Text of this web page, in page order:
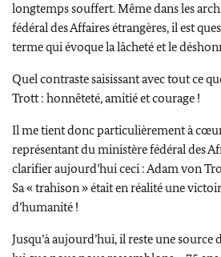
longtemps souffert. Même dans les
fédéral des Affaires étrangères, il est
terme qui évoque la lâcheté et le
Quel contraste saisissant avec tout ce
Trott: honnêteté, amitié et courage !
Il me tient donc particulièrement à
représentant du ministère fédéral des
clarifier aujourd’hui ceci :Adam von
Sa « trahison » était en réalité une
d’humanité !
Jusqu’à aujourd’hui, il reste une source